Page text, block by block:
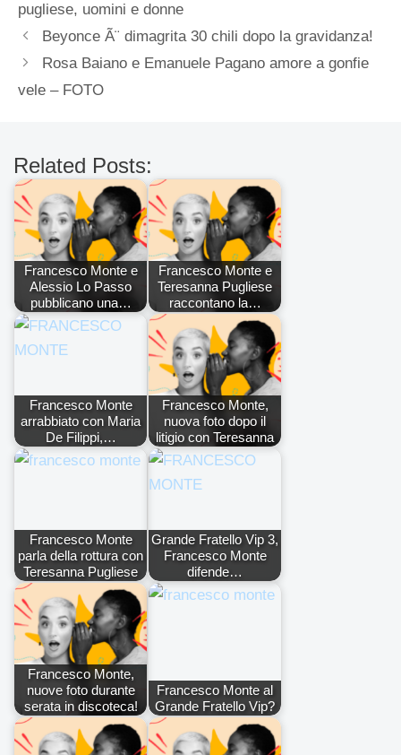
pugliese, uomini e donne
Beyonce Ã¨ dimagrita 30 chili dopo la gravidanza!
Rosa Baiano e Emanuele Pagano amore a gonfie
vele – FOTO
Related Posts:
Francesco Monte e
Alessio Lo Passo
pubblicano una…
Francesco Monte e
Teresanna Pugliese
raccontano la…
Francesco Monte
arrabbiato con Maria
De Filippi,…
Francesco Monte,
nuova foto dopo il
litigio con Teresanna
Francesco Monte
parla della rottura con
Teresanna Pugliese
Grande Fratello Vip 3,
Francesco Monte
difende…
Francesco Monte,
nuove foto durante
serata in discoteca!
Francesco Monte al
Grande Fratello Vip?